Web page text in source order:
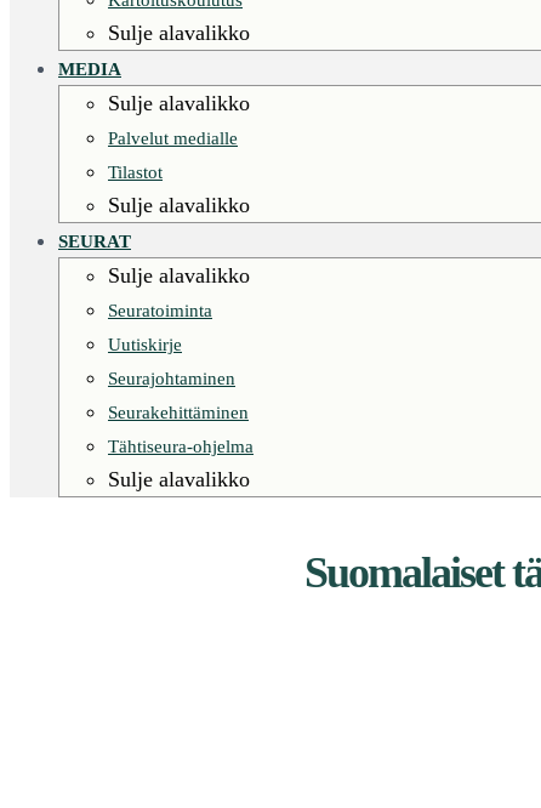
Sulje alavalikko
MEDIA
Sulje alavalikko
Palvelut medialle
Tilastot
Sulje alavalikko
SEURAT
Sulje alavalikko
Seuratoiminta
Uutiskirje
Seurajohtaminen
Seurakehittäminen
Tähtiseura-ohjelma
Sulje alavalikko
Suomalaiset